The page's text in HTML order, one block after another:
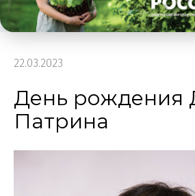
22.03.2023
День рождения
Патрина